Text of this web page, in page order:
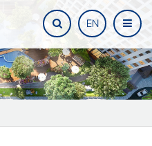
EN